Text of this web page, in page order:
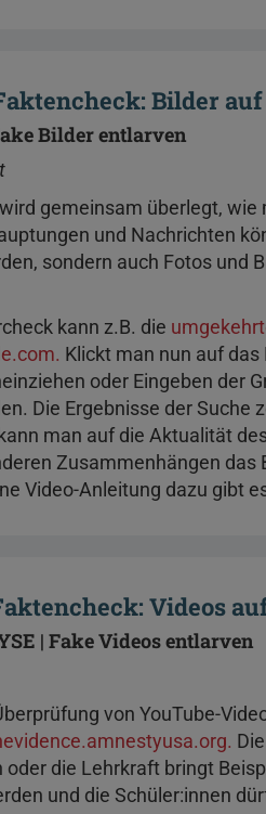
Bilder
Bilder entlarven
gemeinsam überlegt, wie
und Nachrichten
sondern auch Fotos und
kann z.B. die
Klickt man nun auf
oder Eingeben der
Die Ergebnisse der Suche
man auf die Aktualität
Zusammenhängen
Video-Anleitung dazu gibt
Videos
| Fake Videos entlarven
von YouTube-
oder die Lehrkraft bringt
und die Schüler:innen